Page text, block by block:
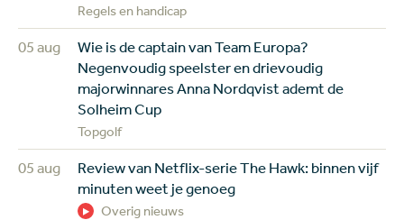
Regels en handicap
05 aug
Wie is de captain van Team Europa?
Negenvoudig speelster en drievoudig
majorwinnares Anna Nordqvist ademt de
Solheim Cup
Topgolf
05 aug
Review van Netflix-serie The Hawk: binnen vijf
minuten weet je genoeg
Overig nieuws